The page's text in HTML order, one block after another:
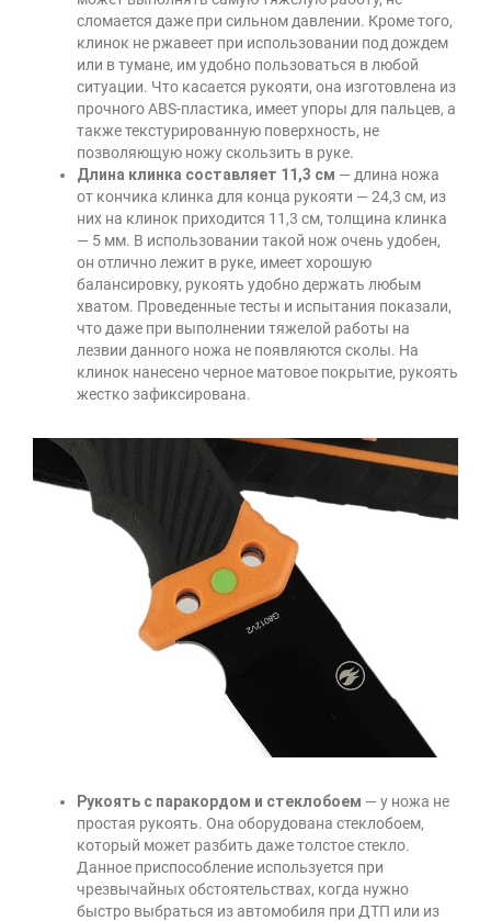
сломается даже при сильном давлении. Кроме того,
клинок не ржавеет при использовании под дождем
или в тумане, им удобно пользоваться в любой
ситуации. Что касается рукояти, она изготовлена из
прочного ABS-пластика, имеет упоры для пальцев, а
также текстурированную поверхность, не
позволяющую ножу скользить в руке.
Длина клинка составляет 11,3 см — длина ножа
от кончика клинка для конца рукояти — 24,3 см, из
них на клинок приходится 11,3 см, толщина клинка
— 5 мм. В использовании такой нож очень удобен,
он отлично лежит в руке, имеет хорошую
балансировку, рукоять удобно держать любым
хватом. Проведенные тесты и испытания показали,
что даже при выполнении тяжелой работы на
лезвии данного ножа не появляются сколы. На
клинок нанесено черное матовое покрытие, рукоять
жестко зафиксирована.
Рукоять с паракордом и стеклобоем — у ножа не
простая рукоять. Она оборудована стеклобоем,
который может разбить даже толстое стекло.
Данное приспособление используется при
чрезвычайных обстоятельствах, когда нужно
быстро выбраться из автомобиля при ДТП или из